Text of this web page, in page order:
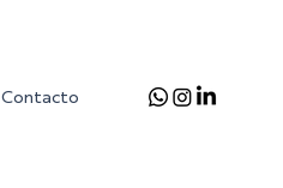
Contacto